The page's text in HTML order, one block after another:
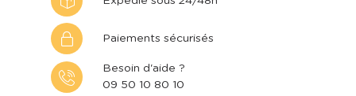
Paiements sécurisés
Besoin d'aide ?
09 50 10 80 10